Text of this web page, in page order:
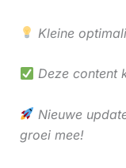
Kleine
Deze content
Nieuwe
groei mee!